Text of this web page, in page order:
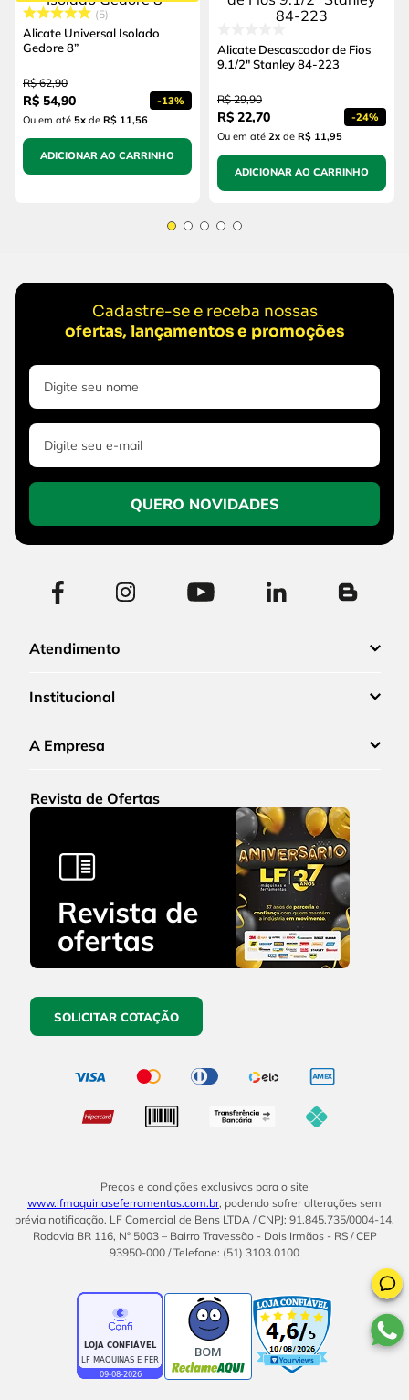
5
Alicate Universal Isolado
Gedore 8”
R$ 62,90
R$ 54,90 -13%
Ou em até 5x de R$ 11,56
ADICIONAR AO CARRINHO
Alicate Descascador de Fios
9.1/2" Stanley 84-223
R$ 29,90
R$ 22,70 -24%
Ou em até 2x de R$ 11,95
ADICIONAR AO CARRINHO
Cadastre-se e receba nossas
ofertas, lançamentos e promoções
QUERO NOVIDADES
Atendimento
Institucional
A Empresa
Revista de Ofertas
SOLICITAR COTAÇÃO
Preços e condições exclusivos para o site
www.lfmaquinaseferramentas.com.br, podendo sofrer alterações sem
prévia notificação. LF Comercial de Bens LTDA / CNPJ: 91.845.735/0004-14.
Rodovia BR 116, Nº 5003 – Bairro Travessão - Dois Irmãos - RS / CEP
93950-000 / Telefone: (51) 3103.0100
BOM